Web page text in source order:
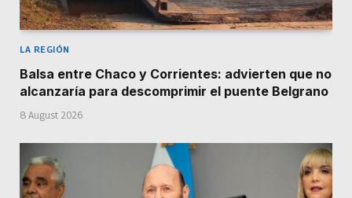
LA REGIÓN
Balsa entre Chaco y Corrientes: advierten que no
alcanzaría para descomprimir el puente Belgrano
8 August 2026